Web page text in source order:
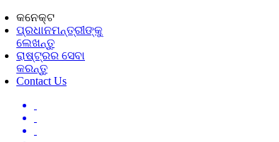
କନେକ୍ଟ
ପ୍ରଧାନମନ୍ତ୍ରୀଙ୍କୁ
ଲେଖନ୍ତୁ
ରାଷ୍ଟ୍ରର ସେବା
କରନ୍ତୁ
Contact Us